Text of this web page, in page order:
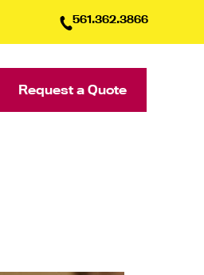
561.362.3866
Request a Quote